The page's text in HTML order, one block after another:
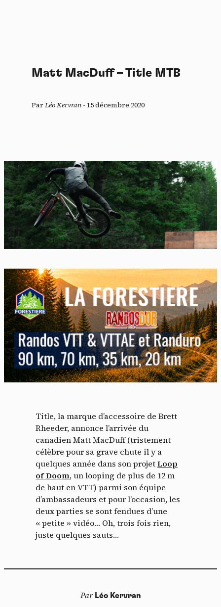
Matt MacDuff – Title MTB
ParLéo Kervran - 15 décembre 2020
Title, la marque d’accessoire de Brett
Rheeder, annonce l’arrivée du
canadien Matt MacDuff (tristement
célèbre pour sa grave chute il y a
quelques année dans son projetLoop
of Doom, un looping de plus de 12 m
de haut en VTT) parmi son équipe
d’ambassadeurs et pour l’occasion, les
deux parties se sont fendues d’une
« petite » vidéo… Oh, trois fois rien,
juste quelques sauts…
Par Léo Kervran